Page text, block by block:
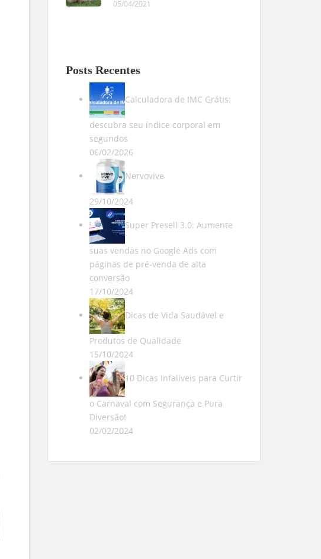
05/04/2021
Posts Recentes
Calculadora de IMC Grátis:
descubra seu índice corporal em
segundos
06/02/2026
Nervovive
29/10/2024
Super Presell 3.0: Aumente
suas vendas no Google Ads com
páginas de pré-venda de alta
conversão
17/10/2024
Dicas de Vida Saudável e
Produtos de Qualidade
15/10/2024
10 Dicas Infalíveis para Curtir
o Carnaval com Segurança e Pura
Diversão!
02/02/2024